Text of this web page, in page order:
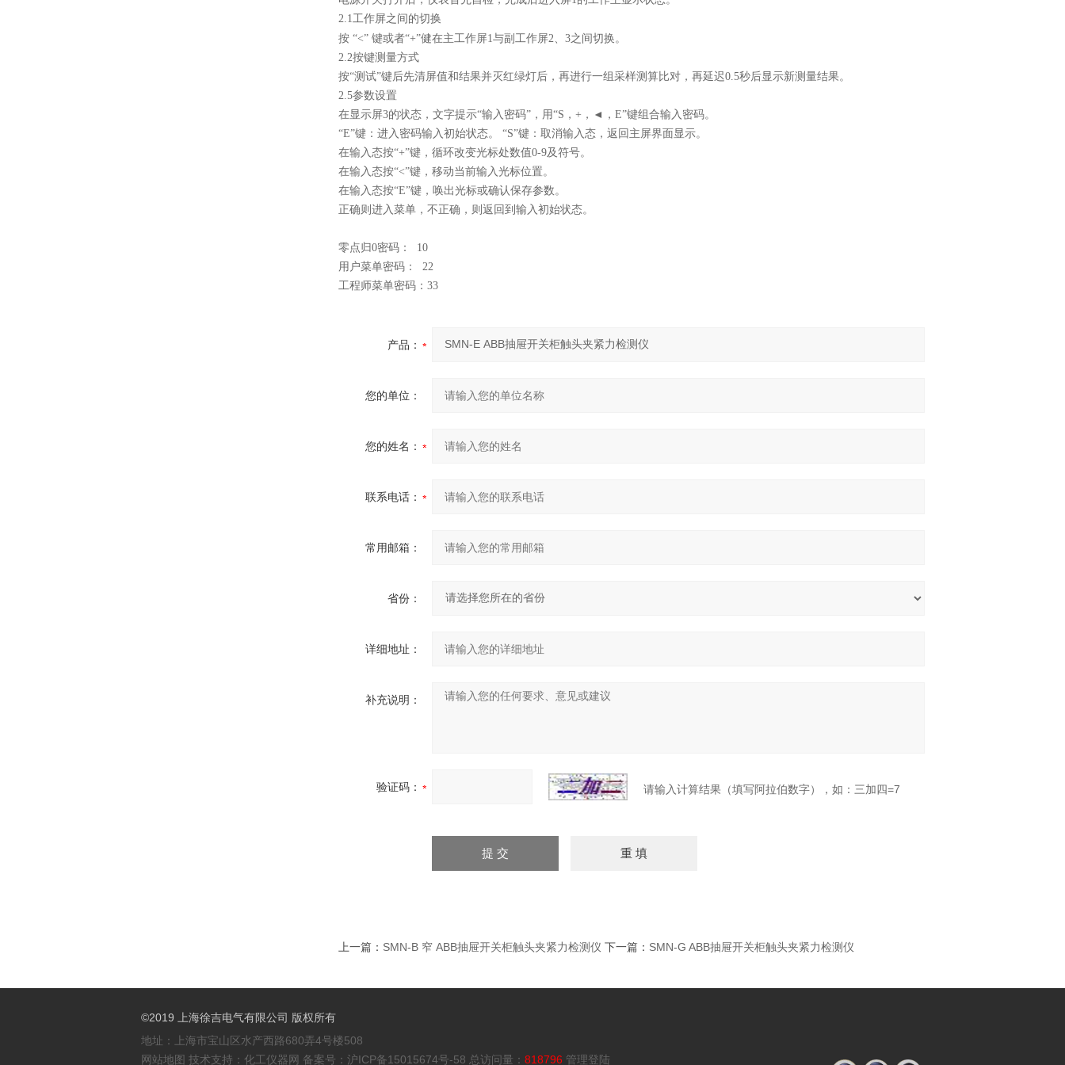
2.1工作屏之间的切换
按 “<” 键或者“+”健在主工作屏1与副工作屏2、3之间切换。
2.2按键测量方式
按“测试”键后先清屏值和结果并灭红绿灯后，再进行一组采样测算比对，再延迟0.5秒后显示新测量结果。
2.5参数设置
在显示屏3的状态，文字提示“输入密码”，用“S，+，◄，E”键组合输入密码。
“E”键：进入密码输入初始状态。 “S”键：取消输入态，返回主屏界面显示。
在输入态按“+”键，循环改变光标处数值0-9及符号。
在输入态按“<”键，移动当前输入光标位置。
在输入态按“E”键，唤出光标或确认保存参数。
正确则进入菜单，不正确，则返回到输入初始状态。
零点归0密码： 10
用户菜单密码： 22
工程师菜单密码：33
产品：
您的单位：
您的姓名：
联系电话：
常用邮箱：
省份：
详细地址：
补充说明：
验证码： 请输入计算结果（填写阿拉伯数字），如：三加四=7
上一篇： SMN-B 窄 ABB抽屉开关柜触头夹紧力检测仪 下一篇： SMN-G ABB抽屉开关柜触头夹紧力检测仪
©2019 上海徐吉电气有限公司 版权所有
地址：上海市宝山区水产西路680弄4号楼508
网站地图 技术支持： 化工仪器网 备案号： 沪ICP备15015674号-58 总访问量： 818796 管理登陆